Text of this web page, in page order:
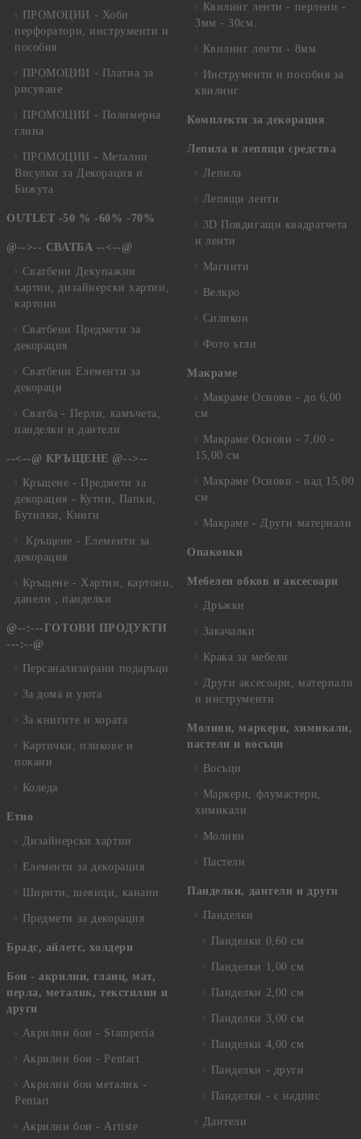
ПРОМОЦИИ - Хоби
перфоратори, инструменти и
пособия
ПРОМОЦИИ - Платна за
рисуване
ПРОМОЦИИ - Полимерна
глина
ПРОМОЦИИ - Метални
Висулки за Декорация и
Бижута
OUTLET -50 % -60% -70%
@-->-- СВАТБА --<--@
Сватбени Декупажни
хартии, дизайнерски хартии,
картони
Сватбени Предмети за
декорация
Сватбени Елементи за
декораци
Сватба - Перли, камъчета,
панделки и дантели
--<--@ КРЪЩЕНЕ @-->--
Кръщене - Предмети за
декорация - Кутии, Папки,
Бутилки, Книги
Кръщене - Елементи за
декорация
Кръщене - Хартии, картони,
данели , панделки
@--:---ГОТОВИ ПРОДУКТИ
---:--@
Персанализирани подаръци
За дома и уюта
За книгите и хората
Картички, пликове и
покани
Коледа
Етно
Дизайнерски хартии
Елементи за декорация
Ширити, шевици, канапи
Предмети за декорация
Брадс, айлетс, холдери
Бои - акрилни, гланц, мат,
перла, металик, текстилни и
други
Акрилни бои - Stamperia
Акрилни бои - Pentart
Акрилни бои металик -
Pentart
Акрилни бои - Artiste
Квилинг ленти - перлени -
3мм - 30см.
Квилинг ленти - 8мм
Инструменти и пособия за
квилинг
Комплекти за декорация
Лепила и лепящи средства
Лепила
Лепящи ленти
3D Повдигащи квадратчета
и ленти
Магнити
Велкро
Силикон
Фото ъгли
Макраме
Макраме Основи - до 6,00
см
Макраме Основи - 7,00 -
15,00 см
Макраме Основи - над 15,00
см
Макраме - Други материали
Опаковки
Мебелен обков и аксесоари
Дръжки
Закачалки
Крака за мебели
Други аксесоари, материали
и инструменти
Моливи, маркери, химикали,
пастели и восъци
Восъци
Маркери, флумастери,
химикали
Моливи
Пастели
Панделки, дантели и други
Панделки
Панделки 0,60 см
Панделки 1,00 см
Панделки 2,00 см
Панделки 3,00 см
Панделки 4,00 см
Панделки - други
Панделки - с надпис
Дантели